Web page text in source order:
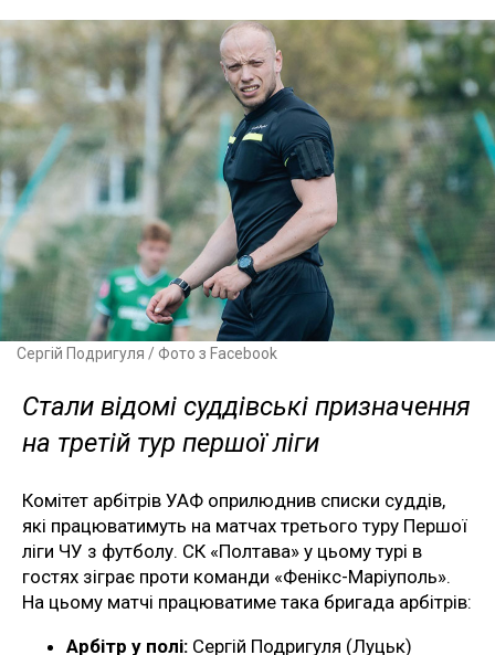
Сергій Подригуля / Фото з Facebook
Стали відомі суддівські призначення
на третій тур першої ліги
Комітет арбітрів УАФ оприлюднив списки суддів,
які працюватимуть на матчах третього туру Першої
ліги ЧУ з футболу. СК «Полтава» у цьому турі в
гостях зіграє проти команди «Фенікс-Маріуполь».
На цьому матчі працюватиме така бригада арбітрів:
Арбітр у полі: Сергій Подригуля (Луцьк)